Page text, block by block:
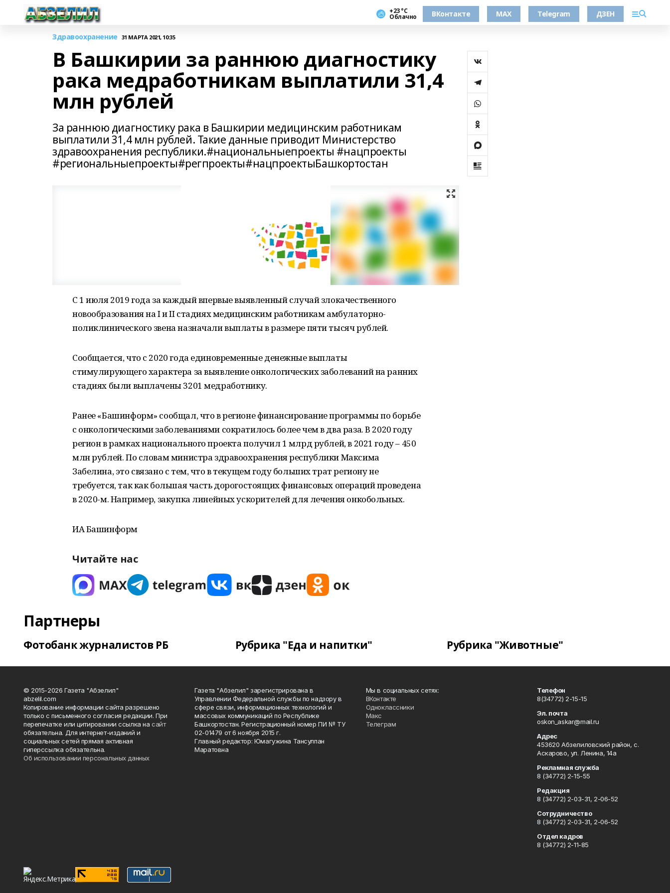
+23 °С
Облачно ВКонтакте MAX Telegram ДЗЕН
Здравоохранение 31 МАРТА 2021, 10:35
В Башкирии за раннюю диагностику
рака медработникам выплатили 31,4
млн рублей
За раннюю диагностику рака в Башкирии медицинским работникам
выплатили 31,4 млн рублей. Такие данные приводит Министерство
здравоохранения республики.#национальныепроекты #нацпроекты
#региональныепроекты#регпроекты#нацпроектыБашкортостан
С 1 июля 2019 года за каждый впервые выявленный случай злокачественного
новообразования на I и II стадиях медицинским работникам амбулаторно-
поликлинического звена назначали выплаты в размере пяти тысяч рублей.
Сообщается, что с 2020 года единовременные денежные выплаты
стимулирующего характера за выявление онкологических заболеваний на ранних
стадиях были выплачены 3201 медработнику.
Ранее «Башинформ» сообщал, что в регионе финансирование программы по борьбе
с онкологическими заболеваниями сократилось более чем в два раза. В 2020 году
регион в рамках национального проекта получил 1 млрд рублей, в 2021 году – 450
млн рублей. По словам министра здравоохранения республики Максима
Забелина, это связано с тем, что в текущем году больших трат региону не
требуется, так как большая часть дорогостоящих финансовых операций проведена
в 2020-м. Например, закупка линейных ускорителей для лечения онкобольных.
ИА Башинформ
Читайте нас
Партнеры
Фотобанк журналистов РБ Рубрика "Еда и напитки" Рубрика "Животные"
© 2015-2026 Газета "Абзелил"
abzelil.com
Копирование информации сайта разрешено
только с письменного согласия редакции. При
перепечатке или цитировании ссылка на сайт
обязательна. Для интернет-изданий и
социальных сетей прямая активная
гиперссылка обязательна.
Об использовании персональных данных
Газета "Абзелил" зарегистрирована в
Управлении Федеральной службы по надзору в
сфере связи, информационных технологий и
массовых коммуникаций по Республике
Башкортостан. Регистрационный номер ПИ № ТУ
02-01479 от 6 ноября 2015 г.
Главный редактор: Юмагужина Тансулпан
Маратовна
Мы в социальных сетях:
ВКонтакте
Одноклассники
Макс
Телеграм
Телефон
8(34772) 2-15-15
Эл. почта
oskon_askar@mail.ru
Адрес
453620 Абзелиловский район, с.
Аскарово, ул. Ленина, 14а
Рекламная служба
8 (34772) 2-15-55
Редакция
8 (34772) 2-03-31, 2-06-52
Сотрудничество
8 (34772) 2-03-31, 2-06-52
Отдел кадров
8 (34772) 2-11-85